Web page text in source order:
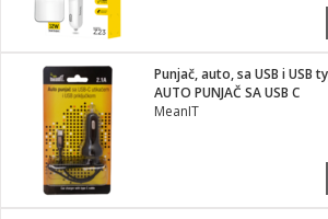
pribor
materijal
i oprema
brave
Punjač, auto, sa USB i USB
AUTO PUNJAČ SA USB C
MeanIT